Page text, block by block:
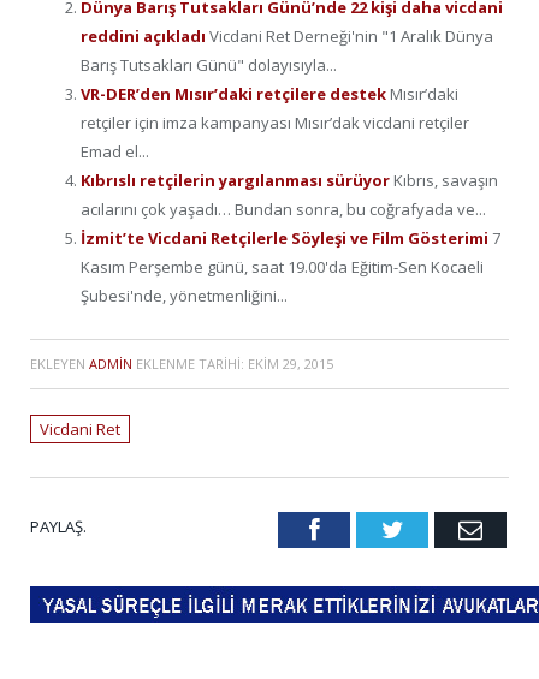
Dünya Barış Tutsakları Günü’nde 22 kişi daha vicdani
reddini açıkladı Vicdani Ret Derneği'nin "1 Aralık Dünya
Barış Tutsakları Günü" dolayısıyla...
VR-DER’den Mısır’daki retçilere destek Mısır’daki
retçiler için imza kampanyası Mısır’dak vicdani retçiler
Emad el...
Kıbrıslı retçilerin yargılanması sürüyor Kıbrıs, savaşın
acılarını çok yaşadı… Bundan sonra, bu coğrafyada ve...
İzmit’te Vicdani Retçilerle Söyleşi ve Film Gösterimi 7
Kasım Perşembe günü, saat 19.00'da Eğitim-Sen Kocaeli
Şubesi'nde, yönetmenliğini...
EKLEYEN ADMIN EKLENME TARIHI: EKIM 29, 2015
Vicdani Ret
PAYLAŞ. FacebookTwitter Email